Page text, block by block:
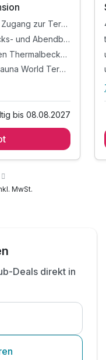
3 Tage / 2 Nächte mit direktem Zugang zur Terme Olimia, kombiniert mit Ruhe, Natur und Gesundheitskompetenz
tägliches reichhaltiges Frühstücks- und Abendbuffet
uneingeschränkter Eintritt zu den Thermalbecken Termalia Relax
uneingeschränkter Eintritt zur Sauna World Termalia (ab 15 Jahren)
Natur und
Thermalbecken
World
Relax
Thermal Park
Zimmer
&
bis 08.08.2027
MwSt.
Deals direkt in